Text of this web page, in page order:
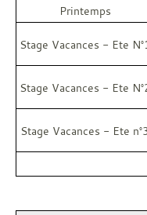
Printemps
Stage Vacances - Ete
Stage Vacances - Ete
Stage Vacances - Ete